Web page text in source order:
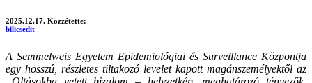
2025.12.17. Közzétette:
bilicsedit
A Semmelweis Egyetem Epidemiológiai és Surveillance Központja
egy hosszú, részletes tiltakozó levelet kapott magánszemélyektől az